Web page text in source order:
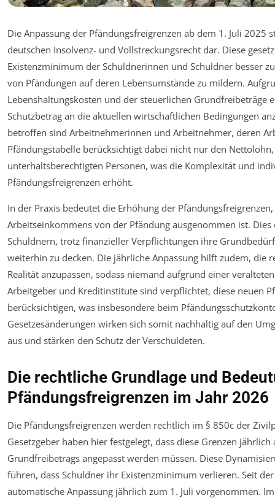
Die Anpassung der Pfändungsfreigrenzen ab dem 1. Juli 2025
deutschen Insolvenz- und Vollstreckungsrecht dar. Diese
Existenzminimum der Schuldnerinnen und Schuldner besser
von Pfändungen auf deren Lebensumstände zu mildern.
Lebenshaltungskosten und der steuerlichen Grundfreibeträge
Schutzbetrag an die aktuellen wirtschaftlichen Bedingungen
betroffen sind Arbeitnehmerinnen und Arbeitnehmer, deren
Pfändungstabelle berücksichtigt dabei nicht nur den
unterhaltsberechtigten Personen, was die Komplexität und
Pfändungsfreigrenzen erhöht.
In der Praxis bedeutet die Erhöhung der
Arbeitseinkommens von der Pfändung ausgenommen ist.
Schuldnern, trotz finanzieller Verpflichtungen ihre
weiterhin zu decken. Die jährliche Anpassung hilft zudem, die
Realität anzupassen, sodass niemand aufgrund einer
Arbeitgeber und Kreditinstitute sind verpflichtet, diese neuen
berücksichtigen, was insbesondere beim
Gesetzesänderungen wirken sich somit nachhaltig auf den
aus und stärken den Schutz der Verschuldeten.
Die rechtliche Grundlage und
Pfändungsfreigrenzen im Jahr 2026
Die Pfändungsfreigrenzen werden rechtlich im § 850c der
Gesetzgeber haben hier festgelegt, dass diese Grenzen
Grundfreibetrags angepasst werden müssen. Diese
führen, dass Schuldner ihr Existenzminimum verlieren. Seit
automatische Anpassung jährlich zum 1. Juli vorgenommen.